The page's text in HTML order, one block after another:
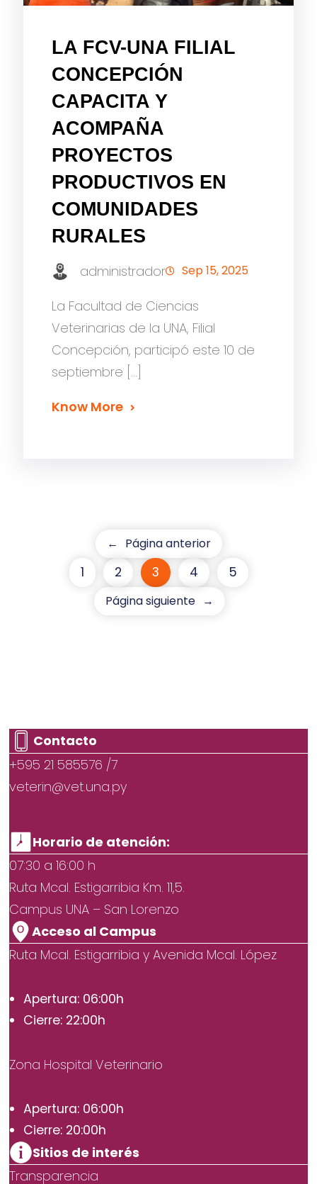
LA FCV-UNA FILIAL
CONCEPCIÓN
CAPACITA Y
ACOMPAÑA
PROYECTOS
PRODUCTIVOS EN
COMUNIDADES
RURALES
administrador Sep 15, 2025
La Facultad de Ciencias
Veterinarias de la UNA, Filial
Concepción, participó este 10 de
septiembre […]
Know More
← Página anterior
1 2 3 4 5
Página siguiente →
Contacto
+595 21 585576 /7
veterin@vet.una.py
Horario de atención:
07:30 a 16:00 h
Ruta Mcal. Estigarribia Km. 11,5.
Campus UNA – San Lorenzo
Acceso al Campus
Ruta Mcal. Estigarribia y Avenida Mcal. López
Apertura: 06:00h
Cierre: 22:00h
Zona Hospital Veterinario
Apertura: 06:00h
Cierre: 20:00h
Sitios de interés
Transparencia